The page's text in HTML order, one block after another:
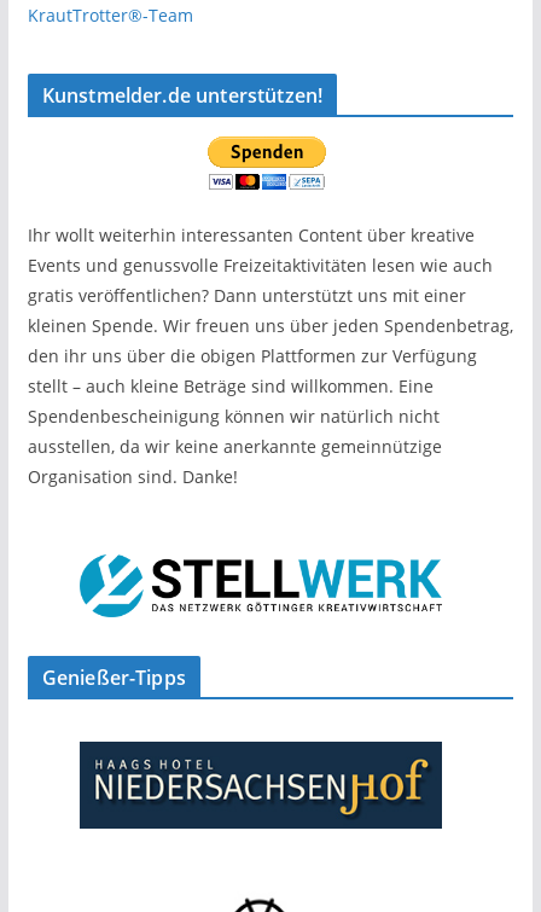
KrautTrotter®-Team
Kunstmelder.de unterstützen!
Ihr wollt weiterhin interessanten Content über kreative
Events und genussvolle Freizeitaktivitäten lesen wie auch
gratis veröffentlichen? Dann unterstützt uns mit einer
kleinen Spende. Wir freuen uns über jeden Spendenbetrag,
den ihr uns über die obigen Plattformen zur Verfügung
stellt – auch kleine Beträge sind willkommen. Eine
Spendenbescheinigung können wir natürlich nicht
ausstellen, da wir keine anerkannte gemeinnützige
Organisation sind. Danke!
Genießer-Tipps